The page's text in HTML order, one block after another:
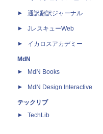
通訳翻訳ジャーナル
JレスキューWeb
イカロスアカデミー
MdN
MdN Books
MdN Design Interactive
テックリブ
TechLib